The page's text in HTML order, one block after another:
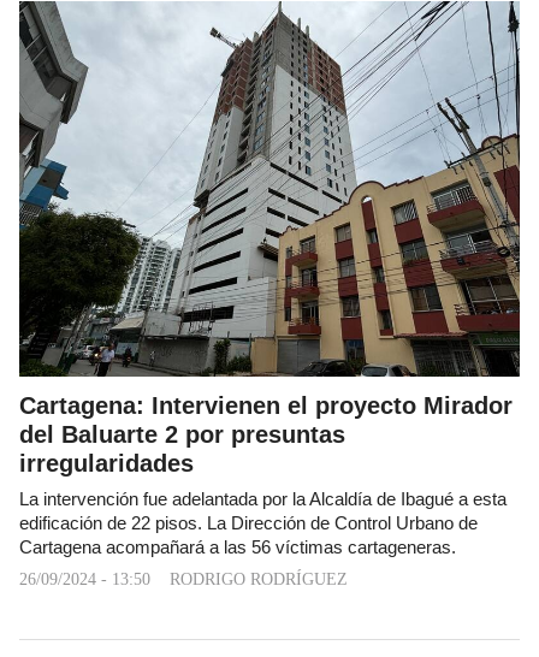
Cartagena: Intervienen el proyecto Mirador
del Baluarte 2 por presuntas
irregularidades
La intervención fue adelantada por la Alcaldía de Ibagué a esta
edificación de 22 pisos. La Dirección de Control Urbano de
Cartagena acompañará a las 56 víctimas cartageneras.
26/09/2024 - 13:50 RODRIGO RODRÍGUEZ